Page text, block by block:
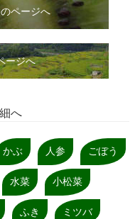
ページへ
ージへ
へ
かぶ 人参 ごぼう
水菜 小松菜
ふき ミツバ